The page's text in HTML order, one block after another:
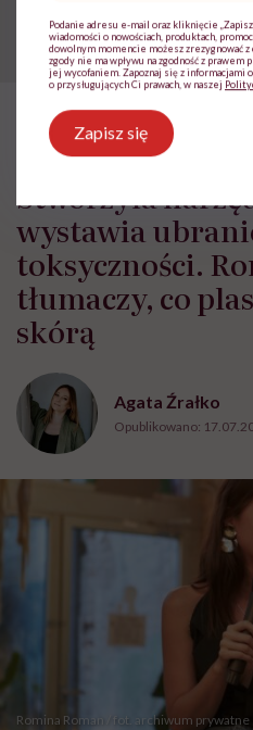
HelloZdrowie: Życie
Stworzyła
wystawia
toksyczności.
tłumaczy, co
skórą
Agata Źrałko
Opublikowano:
Romina Roman / fot. archiwum prywatne
Podanie adresu e-mail oraz kliknięcie
wiadomości o nowościach, produktach,
dowolnym momencie możesz zrezygnować
zgody nie ma wpływu na zgodność z
jej wycofaniem. Zapoznaj się z informacjami
o przysługujących Ci prawach, w naszej
Zapisz się